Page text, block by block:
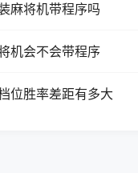
麻将机带程序吗
机会不会带程序
位胜率差距有多大